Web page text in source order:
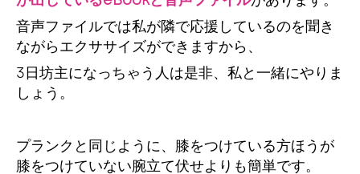
音声ファイルでは私が隣で応援しているのを聞き
ながらエクササイズができますから、
3日坊主になっちゃう人は是非、私と一緒にやりま
しょう。
プランクと同じように、膝をつけている方ほうが
膝をつけていない腕立て伏せよりも簡単です。